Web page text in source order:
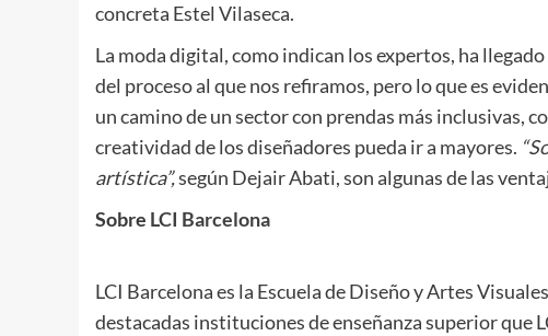
concreta Estel Vilaseca.
La moda digital, como indican los expertos, ha
del proceso al que nos refiramos, pero lo que es
un camino de un sector con prendas más inclusivas,
creatividad de los diseñadores pueda ir a mayores.
artística”,según Dejair Abati, son algunas de las
Sobre LCI Barcelona
LCI Barcelona es la Escuela de Diseño y Artes
destacadas instituciones de enseñanza superior que